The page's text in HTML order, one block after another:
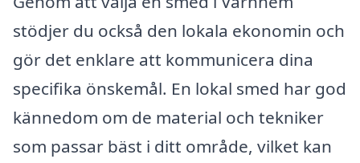
stödjer du också den lokala ekonomin och
gör det enklare att kommunicera dina
specifika önskemål. En lokal smed har god
kännedom om de material och tekniker
som passar bäst i ditt område, vilket kan